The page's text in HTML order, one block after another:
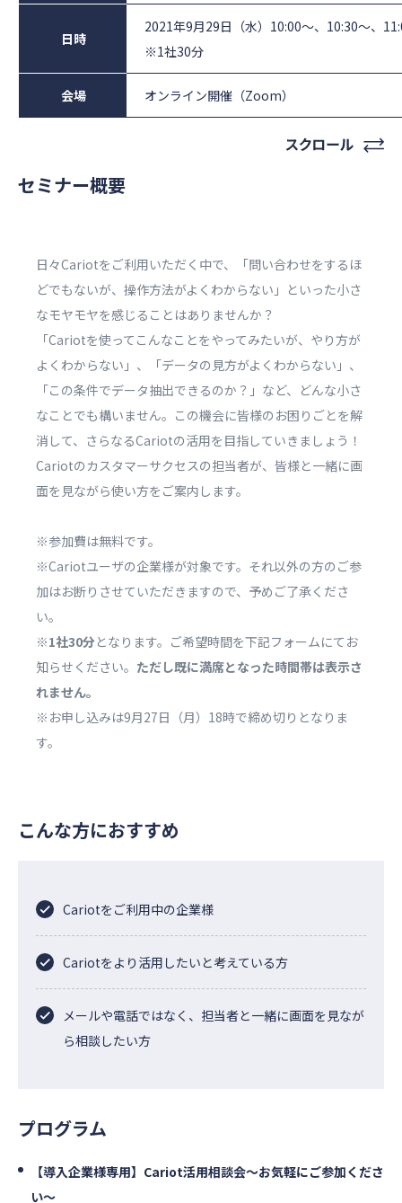
日時
2021年9月29日（水）10:00〜、10:30〜、
※1社30分
会場 オンライン開催（Zoom）
セミナー概要
日々Cariotをご利用いただく中で、「問い合わせをするほ
どでもないが、操作方法がよくわからない」といった小さ
なモヤモヤを感じることはありませんか？
「Cariotを使ってこんなことをやってみたいが、やり方が
よくわからない」、「データの見方がよくわからない」、
「この条件でデータ抽出できるのか？」など、どんな小さ
なことでも構いません。この機会に皆様のお困りごとを解
消して、さらなるCariotの活用を目指していきましょう！
Cariotのカスタマーサクセスの担当者が、皆様と一緒に画
面を見ながら使い方をご案内します。
※参加費は無料です。
※Cariotユーザの企業様が対象です。それ以外の方のご参
加はお断りさせていただきますので、予めご了承くださ
い。
※1社30分となります。ご希望時間を下記フォームにてお
知らせください。 ただし既に満席となった時間帯は表示さ
れません。
※お申し込みは9月27日（月）18時で締め切りとなりま
す。
こんな方におすすめ
Cariotをご利用中の企業様
Cariotをより活用したいと考えている方
メールや電話ではなく、担当者と一緒に画面を見なが
ら相談したい方
プログラム
【導入企業様専用】Cariot活用相談会～お気軽にご参加くださ
い～